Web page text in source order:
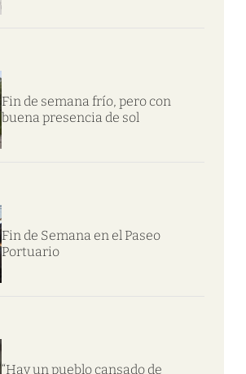
Fin de semana frío, pero con
buena presencia de sol
Fin de Semana en el Paseo
Portuario
“Hay un pueblo cansado de